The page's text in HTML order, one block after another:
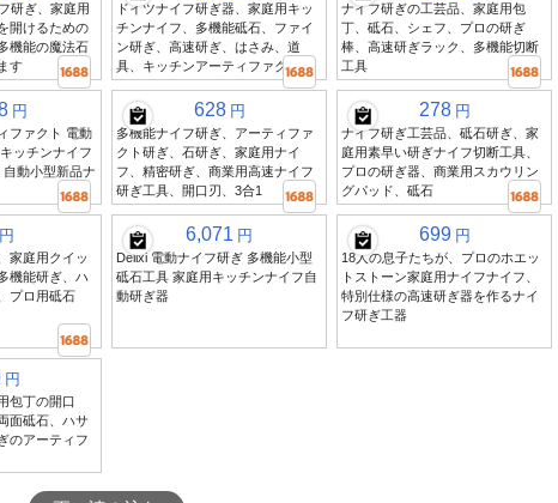
研ぎ、家庭用
開けるための
機能の魔法石
す
ドイツナイフ研ぎ器、家庭用キッ
チンナイフ、多機能砥石、ファイ
ン研ぎ、高速研ぎ、はさみ、道
具、キッチンアーティファクト
ナイフ研ぎの工芸品、家庭用包
丁、砥石、シェフ、プロの研ぎ
棒、高速研ぎラック、多機能切断
工具
円
ファクト 電動
ッチンナイフ
動小型新品ナ
628 円
多機能ナイフ研ぎ、アーティファ
クト研ぎ、石研ぎ、家庭用ナイ
フ、精密研ぎ、商業用高速ナイフ
研ぎ工具、開口刃、3合1
278 円
ナイフ研ぎ工芸品、砥石研ぎ、家
庭用素早い研ぎナイフ切断工具、
プロの研ぎ器、商業用スカウリン
グパッド、砥石
円
家庭用クイッ
機能研ぎ、ハ
プロ用砥石
6,071 円
Delixi 電動ナイフ研ぎ 多機能小型
砥石工具 家庭用キッチンナイフ自
動研ぎ器
699 円
18人の息子たちが、プロのホエッ
トストーン家庭用ナイフナイフ、
特別仕様の高速研ぎ器を作るナイ
フ研ぎ工器
円
包丁の開口
面砥石、ハサ
のアーティフ